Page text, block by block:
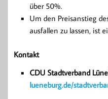
über 50%.
Um den Preisanstieg
ausfallen zu lassen, ist
Kontakt
CDU Stadtverband
lueneburg.de/